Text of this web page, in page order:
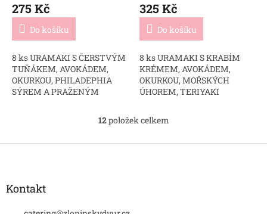
275 Kč
Do košíku
8 ks URAMAKI S ČERSTVÝM
TUŇÁKEM, AVOKÁDEM,
OKURKOU, PHILADEPHIA
SÝREM A PRAŽENÝM
325 Kč
Do košíku
8 ks URAMAKI S KRABÍM
KRÉMEM, AVOKÁDEM,
OKURKOU, MOŘSKÝCH
ÚHOREM, TERIYAKI
SEZEMAM A MICROGREENS
O
l
12položek celkem
Z
Kontakt